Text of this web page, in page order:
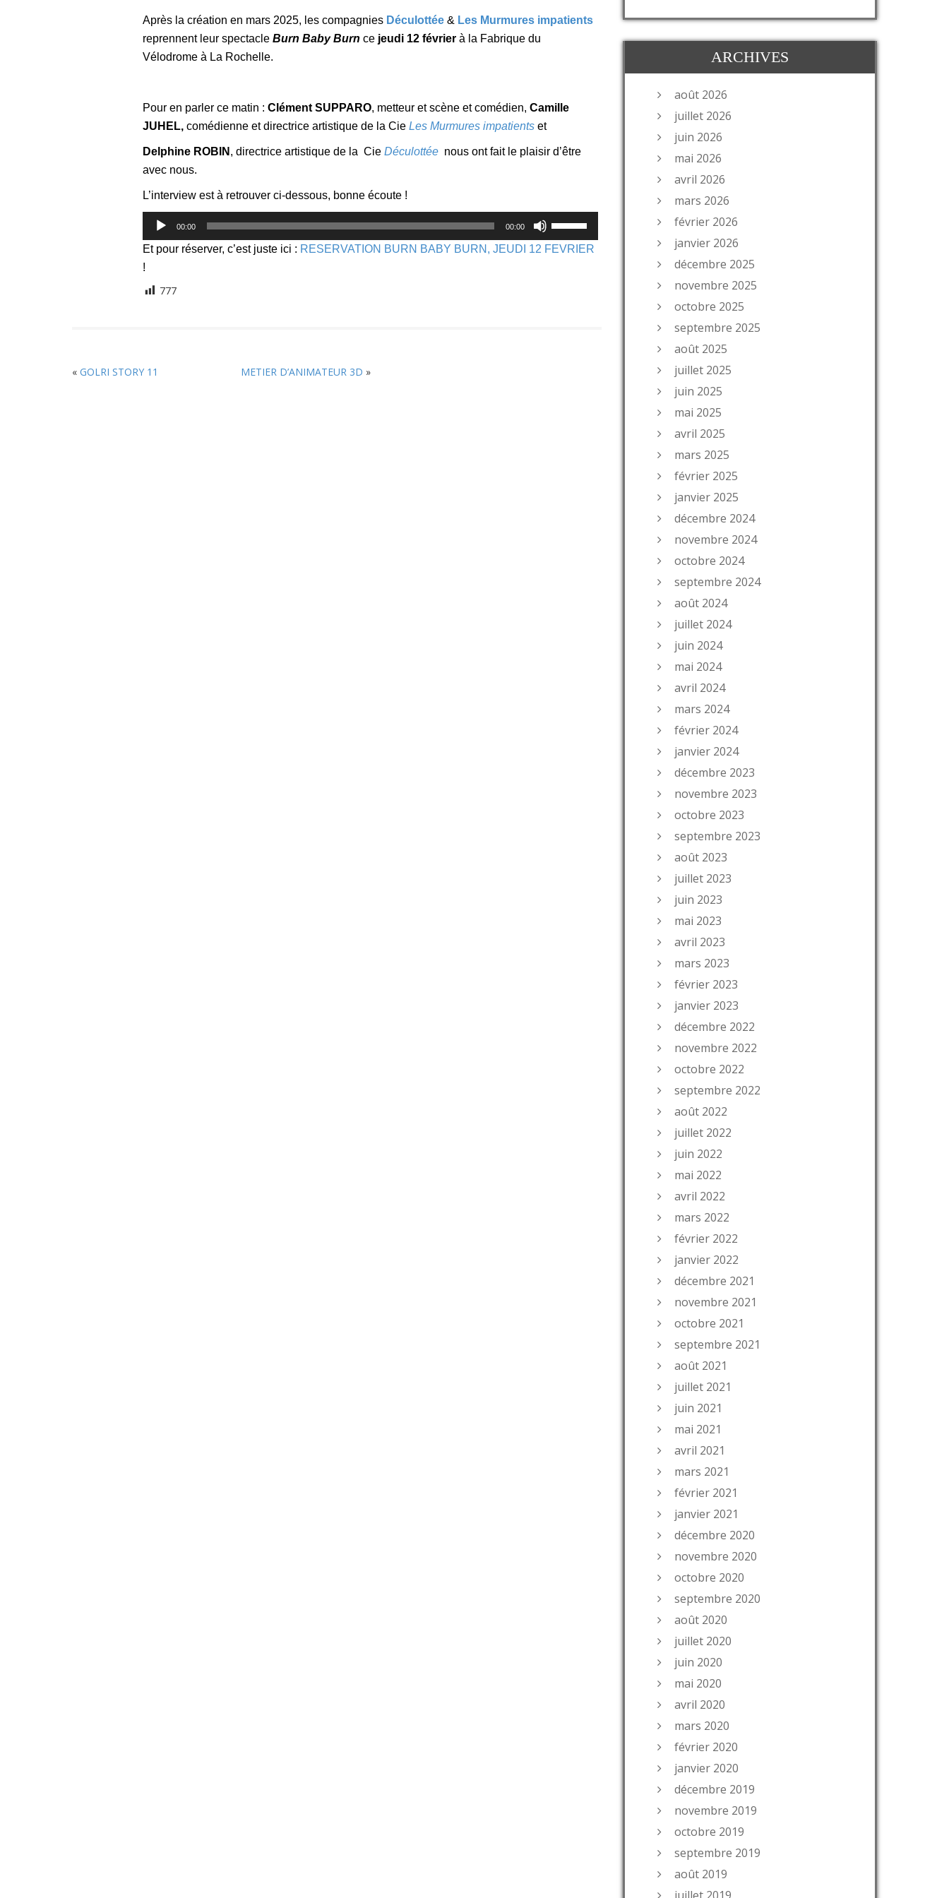
Après la création en mars 2025, les compagnies Déculottée & Les Murmures impatients
reprennent leur spectacle Burn Baby Burn ce jeudi 12 février à la Fabrique du
Vélodrome à La Rochelle.
Pour en parler ce matin : Clément SUPPARO, metteur et scène et comédien, Camille
JUHEL, comédienne et directrice artistique de la Cie Les Murmures impatients et
Delphine ROBIN , directrice artistique de la Cie Déculottée nous ont fait le plaisir d’être
avec nous.
L’interview est à retrouver ci-dessous, bonne écoute !
Lecteur
audio
00:00 00:00
les
flèches
Et pour réserver, c’est juste ici : RESERVATION BURN BABY BURN, JEUDI 12 FEVRIER
!
777
« GOLRI STORY 11 METIER D’ANIMATEUR 3D »
ARCHIVES
août 2026
juillet 2026
juin 2026
mai 2026
avril 2026
mars 2026
février 2026
janvier 2026
décembre 2025
novembre 2025
octobre 2025
septembre 2025
août 2025
juillet 2025
juin 2025
mai 2025
avril 2025
mars 2025
février 2025
janvier 2025
décembre 2024
novembre 2024
octobre 2024
septembre 2024
août 2024
juillet 2024
juin 2024
mai 2024
avril 2024
mars 2024
février 2024
janvier 2024
décembre 2023
novembre 2023
octobre 2023
septembre 2023
août 2023
juillet 2023
juin 2023
mai 2023
avril 2023
mars 2023
février 2023
janvier 2023
décembre 2022
novembre 2022
octobre 2022
septembre 2022
août 2022
juillet 2022
juin 2022
mai 2022
avril 2022
mars 2022
février 2022
janvier 2022
décembre 2021
novembre 2021
octobre 2021
septembre 2021
août 2021
juillet 2021
juin 2021
mai 2021
avril 2021
mars 2021
février 2021
janvier 2021
décembre 2020
novembre 2020
octobre 2020
septembre 2020
août 2020
juillet 2020
juin 2020
mai 2020
avril 2020
mars 2020
février 2020
janvier 2020
décembre 2019
novembre 2019
octobre 2019
septembre 2019
août 2019